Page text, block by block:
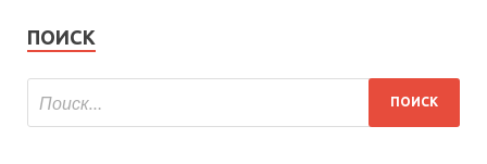
ПОИСК